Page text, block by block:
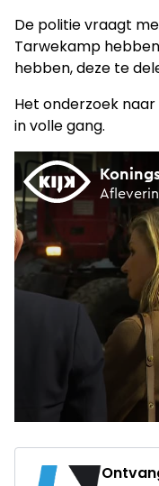
De politie vraagt
Tarwekamp
hebben, deze te
Het onderzoek
in volle gang.